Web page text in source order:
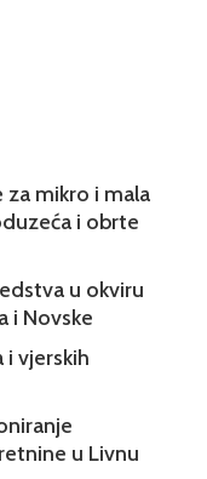
mikro i mala
i obrte
u okviru
i Novske
i vjerskih
u Livnu